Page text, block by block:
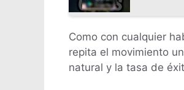
Como con cualquier
repita el movimiento
natural y la tasa de